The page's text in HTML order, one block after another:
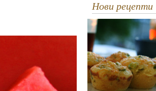
Нови рецепти